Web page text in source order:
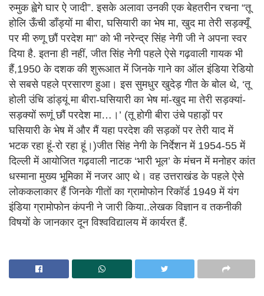
रुमुक ह्वेगे घार ऐ जादी”. इसके अलावा उनकी एक बेहतरीन रचना “तू
होलि ऊँची डाँड्यों मा बीरा, घसियारी का भेष मा, खुद मा तेरी सड़क्यूँ
पर मी रुणू छौं परदेश मा” को भी नरेन्द्र सिंह नेगी जी ने अपना स्वर
दिया है. इतना ही नहीं, जीत सिंह नेगी पहले ऐसे गढ़वाली गायक भी
हैं,1950 के दशक की शुरूआत में जिनके गाने का ऑल इंडिया रेडियो
से सबसे पहले प्रसारण हुआ। इस सुमधुर खुदेड़ गीत के बोल थे, ‘तू
होली उंचि डांड्यूं मा बीरा-घसियारी का भेष मां-खुद मा तेरी सड़क्यां-
सड़क्यों रूणूं छौं परदेश मा…।’ (तू होगी बीरा उंचे पहाड़ों पर
घसियारी के भेष में और मैं यहा परदेश की सड़कों पर तेरी याद में
भटक रहा हूं-रो रहा हूं।)जीत सिंह नेगी के निर्देशन में 1954-55 में
दिल्ली में आयोजित गढ़वाली नाटक ‘भारी भूल’ के मंचन में मनोहर कांत
धस्माना मुख्य भूमिका में नजर आए थे। वह उत्तराखंड के पहले ऐसे
लोककलाकार हैं जिनके गीतों का ग्रामोफोन रिकॉर्ड 1949 में यंग
इंडिया ग्रामोफोन कंपनी ने जारी किया..लेखक विज्ञान व तकनीकी
विषयों के जानकार दून विश्वविद्यालय में कार्यरत हैं.